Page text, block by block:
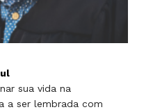
sua vida na
a ser lembrada com